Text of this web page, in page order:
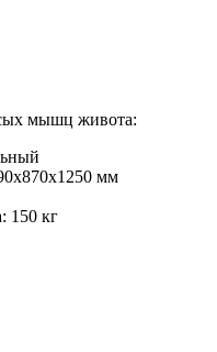
мышц живота:
мм
150 кг